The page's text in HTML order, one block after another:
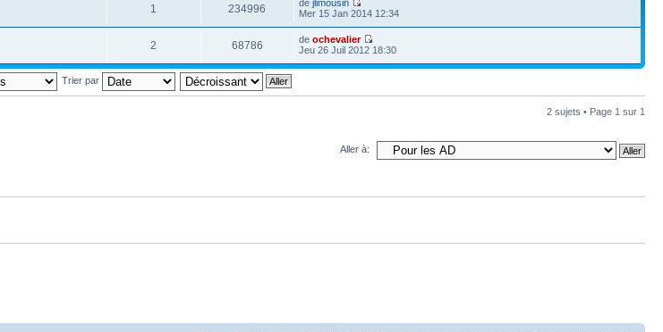
1 234996 dejlimousin
Mer 15 Jan 2014 12:34
2 68786 deochevalier
Jeu 26 Juil 2012 18:30
Trier par
2 sujets • Page 1 sur 1
Aller à: